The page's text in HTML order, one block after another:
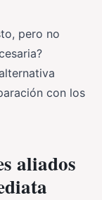
pero no
con los
aliados